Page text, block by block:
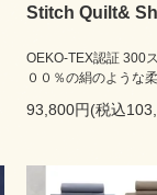
Stitch Quilt&
OEKO-TEX認証 300
００％の絹のような
93,800円(税込